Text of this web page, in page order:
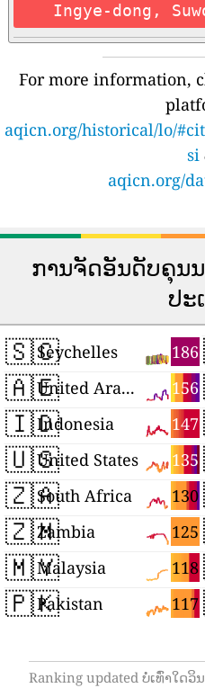
Ingye-dong,
For more information,
aqicn.org/historical/lo/
si
aqicn.org/
ການຈັດອັນດັບຄຸນ
ປະ
🇸🇨 186
Seychelles
🇦🇪 156
United Arab Emirates
🇮🇩 147
Indonesia
🇺🇸 135
United States
🇿🇦 130
South Africa
🇿🇲 125
Zambia
🇲🇾 118
Malaysia
🇵🇰 117
Pakistan
Ranking updated ບໍ່ເທົ່າໃດວິ